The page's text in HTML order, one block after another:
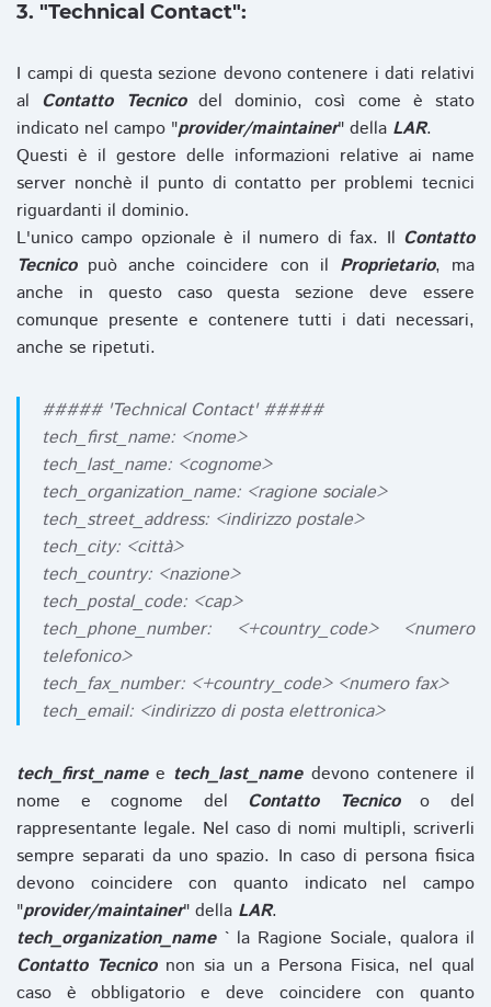
3. "Technical Contact":
I campi di questa sezione devono contenere i dati relativi
al Contatto Tecnicodel dominio, così come è stato
indicato nel campo "provider/maintainer" della LAR.
Questi è il gestore delle informazioni relative ai name
server nonchè il punto di contatto per problemi tecnici
riguardanti il dominio.
L'unico campo opzionale è il numero di fax. Il Contatto
Tecnicopuò anche coincidere con il Proprietario, ma
anche in questo caso questa sezione deve essere
comunque presente e contenere tutti i dati necessari,
anche se ripetuti.
##### 'Technical Contact' #####
tech_first_name: <nome>
tech_last_name: <cognome>
tech_organization_name: <ragione sociale>
tech_street_address: <indirizzo postale>
tech_city: <città>
tech_country: <nazione>
tech_postal_code: <cap>
tech_phone_number: <+country_code> <numero
telefonico>
tech_fax_number: <+country_code> <numero fax>
tech_email: <indirizzo di posta elettronica>
tech_first_namee tech_last_namedevono contenere il
nome e cognome del Contatto Tecnicoo del
rappresentante legale. Nel caso di nomi multipli, scriverli
sempre separati da uno spazio. In caso di persona fisica
devono coincidere con quanto indicato nel campo
"provider/maintainer" della LAR.
tech_organization_name` la Ragione Sociale, qualora il
Contatto Tecniconon sia un a Persona Fisica, nel qual
caso è obbligatorio e deve coincidere con quanto